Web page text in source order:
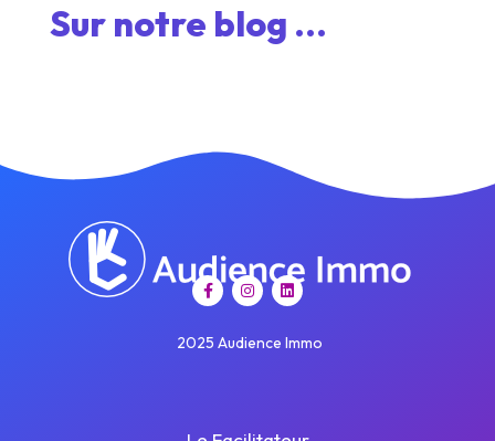
Sur notre blog ...
2025 Audience Immo